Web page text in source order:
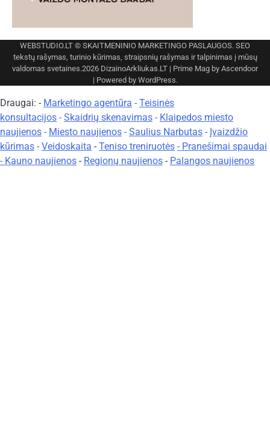
WEBSTUDIO.LT © SKAITMENINIO MARKETINGO PASLAUGOS. SEO
tekstų rašymas, turinio kūrimas, straipsnių rašymas ir talpinimas į mūsų
valdomas svetaines.2026 DizainoArkliukas.LT | Prime Mag by Ascendoor
| Powered by WordPress.
Draugai: - Marketingo agentūra - Teisinės
konsultacijos - Skaidrių skenavimas - Klaipedos miesto
naujienos - Miesto naujienos - Saulius Narbutas - Įvaizdžio
kūrimas - Veidoskaita - Teniso treniruotės - Pranešimai spaudai
- Kauno naujienos - Regionų naujienos - Palangos naujienos